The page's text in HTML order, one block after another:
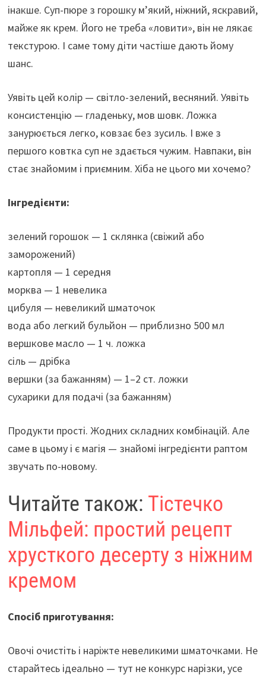
інакше. Суп-пюре з горошку м’який, ніжний, яскравий,
майже як крем. Його не треба «ловити», він не лякає
текстурою. І саме тому діти частіше дають йому
шанс.
Уявіть цей колір — світло-зелений, весняний. Уявіть
консистенцію — гладеньку, мов шовк. Ложка
занурюється легко, ковзає без зусиль. І вже з
першого ковтка суп не здається чужим. Навпаки, він
стає знайомим і приємним. Хіба не цього ми хочемо?
Інгредієнти:
зелений горошок — 1 склянка (свіжий або
заморожений)
картопля — 1 середня
морква — 1 невелика
цибуля — невеликий шматочок
вода або легкий бульйон — приблизно 500 мл
вершкове масло — 1 ч. ложка
сіль — дрібка
вершки (за бажанням) — 1–2 ст. ложки
сухарики для подачі (за бажанням)
Продукти прості. Жодних складних комбінацій. Але
саме в цьому і є магія — знайомі інгредієнти раптом
звучать по-новому.
Читайте також: Тістечко
Мільфей: простий рецепт
хрусткого десерту з ніжним
кремом
Спосіб приготування:
Овочі очистіть і наріжте невеликими шматочками. Не
старайтесь ідеально — тут не конкурс нарізки, усе